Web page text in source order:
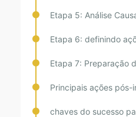
Etapa 5: Análise
Etapa 6: definindo
Etapa 7: Preparação
Principais ações pós-
chaves do sucesso